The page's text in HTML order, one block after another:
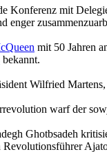
Konferenz mit
enger
mit 50 Jahren
bekannt.
Wilfried
warf der
Ghotbsadeh